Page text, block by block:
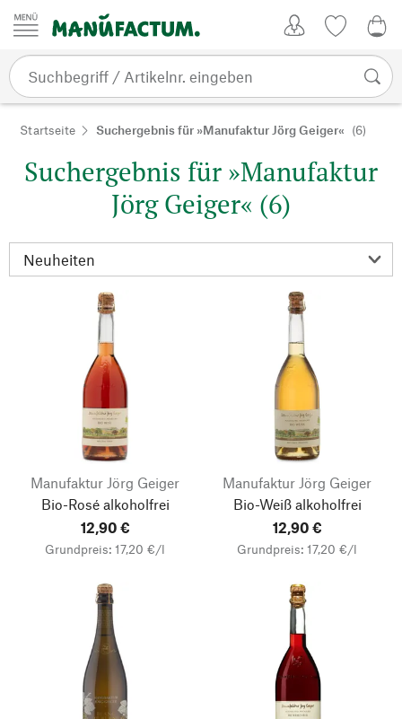
Zum Inhalt springen
Startseite Suchergebnis für »Manufaktur Jörg Geiger« (6)
Suchergebnis für »Manufaktur
Jörg Geiger« (6)
Manufaktur Jörg Geiger
Bio-Rosé alkoholfrei
12,90 €
Grundpreis: 17,20 €/l
Manufaktur Jörg Geiger
Bio-Weiß alkoholfrei
12,90 €
Grundpreis: 17,20 €/l